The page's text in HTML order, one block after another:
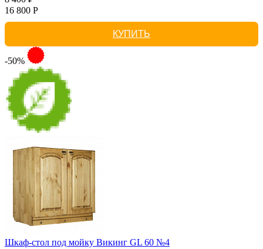
16 800 Р
КУПИТЬ
-50%
Шкаф-стол под мойку Викинг GL 60 №4